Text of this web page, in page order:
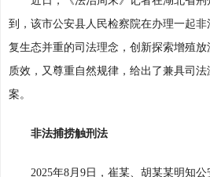
到，该市公安县人民检察院在办理一起
复生态并重的司法理念，创新探索增殖放
质效，又尊重自然规律，给出了兼具司
案。
非法捕捞触刑法
2025年8月9日，崔某、胡某某明知